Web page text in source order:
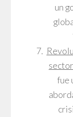
un
fue